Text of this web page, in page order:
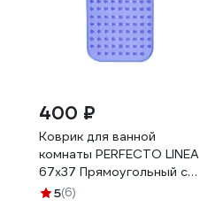
400 ₽
Коврик для ванной
комнаты PERFECTO LINEA
67x37 Прямоугольный с
пузырьками 22-267377
5(6)